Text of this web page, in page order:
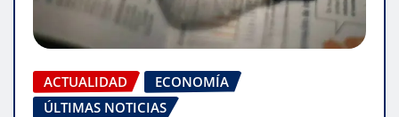
ACTUALIDAD
ECONOMÍA
ÚLTIMAS NOTICIAS